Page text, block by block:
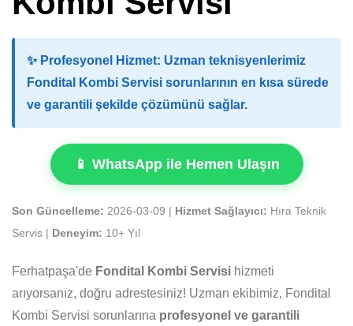
✨ Profesyonel Hizmet: Uzman teknisyenlerimiz
Fondital Kombi Servisi sorunlarının en kısa sürede
ve garantili şekilde çözümünü sağlar.
📱 WhatsApp ile Hemen Ulaşın
Son Güncelleme: 2026-03-09 | Hizmet Sağlayıcı: Hıra Teknik
Servis |
Deneyim: 10+ Yıl
Ferhatpaşa'de Fondital Kombi Servisi hizmeti
arıyorsanız, doğru adrestesiniz! Uzman ekibimiz, Fondital
Kombi Servisi sorunlarına profesyonel ve garantili